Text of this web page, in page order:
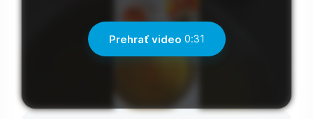
Prehrať video 0:31